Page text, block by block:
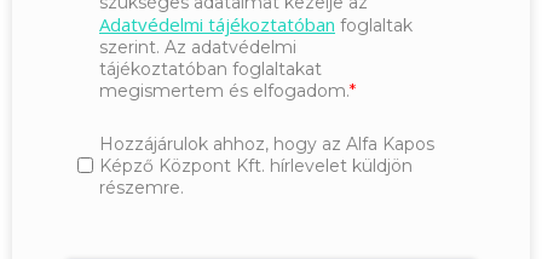
Adatvédelmi tájékoztatóban foglaltak
szerint. Az adatvédelmi
tájékoztatóban foglaltakat
megismertem és elfogadom.
Hozzájárulok ahhoz, hogy az Alfa Kapos
Képző Központ Kft. hírlevelet küldjön
részemre.